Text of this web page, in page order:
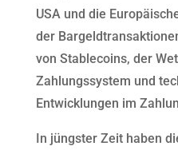
USA und die
der
von Stablecoins, der
Zahlungssystem und
Entwicklungen im
In jüngster Zeit haben